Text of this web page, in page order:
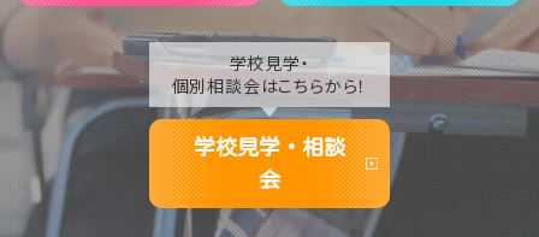
学校見学・
個別相談会はこちらから！
学校見学・相談
会